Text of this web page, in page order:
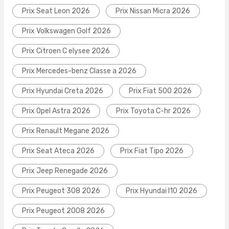
Prix Seat Leon 2026 Prix Nissan Micra 2026
Prix Volkswagen Golf 2026
Prix Citroen C elysee 2026
Prix Mercedes-benz Classe a 2026
Prix Hyundai Creta 2026 Prix Fiat 500 2026
Prix Opel Astra 2026 Prix Toyota C-hr 2026
Prix Renault Megane 2026
Prix Seat Ateca 2026 Prix Fiat Tipo 2026
Prix Jeep Renegade 2026
Prix Peugeot 308 2026 Prix Hyundai I10 2026
Prix Peugeot 2008 2026